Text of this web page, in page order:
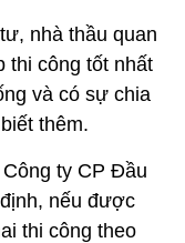
nhà thầu quan
thi công tốt nhất
và có sự chia
thêm.
ty CP Đầu
nếu được
thi công theo